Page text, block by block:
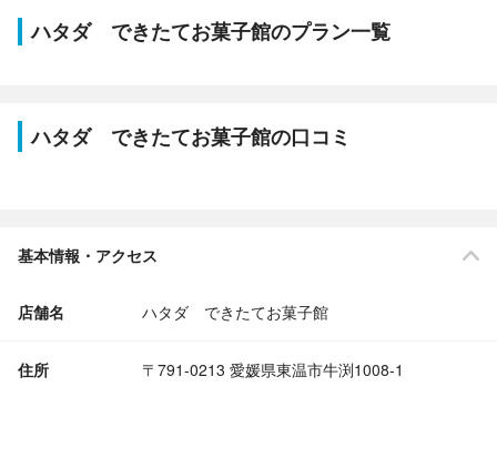
ハタダ できたてお菓子館のプラン一覧
ハタダ できたてお菓子館の口コミ
基本情報・アクセス
店舗名 ハタダ できたてお菓子館
住所 〒791-0213 愛媛県東温市牛渕1008-1